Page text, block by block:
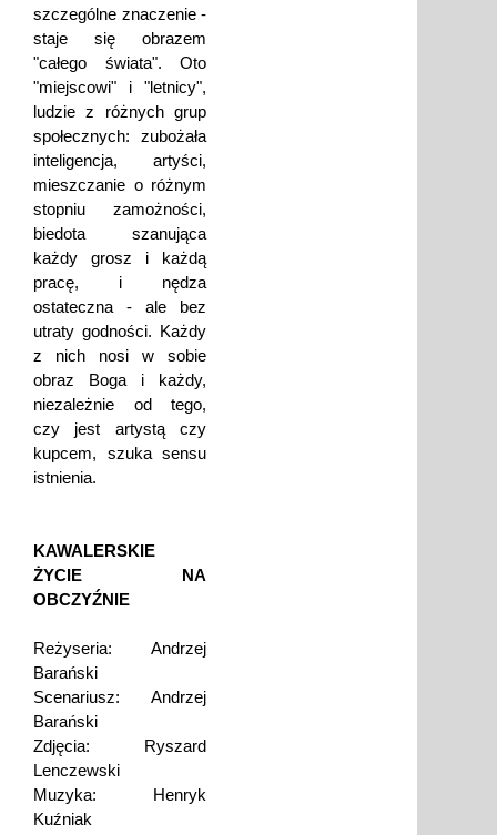
szczególne znaczenie -
staje się obrazem
"całego świata". Oto
"miejscowi" i "letnicy",
ludzie z różnych grup
społecznych: zubożała
inteligencja, artyści,
mieszczanie o różnym
stopniu zamożności,
biedota szanująca
każdy grosz i każdą
pracę, i nędza
ostateczna - ale bez
utraty godności. Każdy
z nich nosi w sobie
obraz Boga i każdy,
niezależnie od tego,
czy jest artystą czy
kupcem, szuka sensu
istnienia.
KAWALERSKIE
ŻYCIE NA
OBCZYŹNIE
Reżyseria: Andrzej
Barański
Scenariusz: Andrzej
Barański
Zdjęcia: Ryszard
Lenczewski
Muzyka: Henryk
Kuźniak